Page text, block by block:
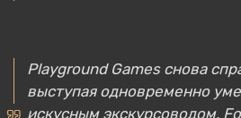
Playground Games снова
выступая одновременно
искусным экскурсоводом,